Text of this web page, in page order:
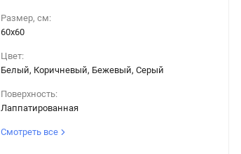
Размер, см:
60х60
Цвет:
Белый, Коричневый, Бежевый, Серый
Поверхность:
Лаппатированная
Смотреть все